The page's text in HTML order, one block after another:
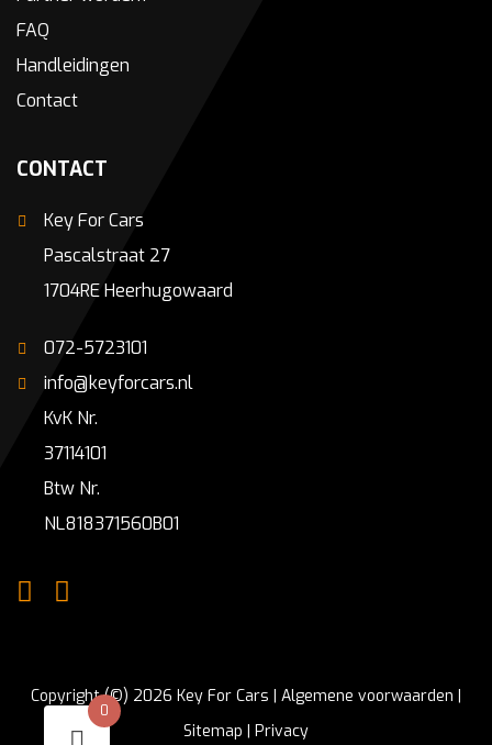
FAQ
Handleidingen
Contact
CONTACT
Key For Cars
Pascalstraat 27
1704RE Heerhugowaard
072-5723101
info@keyforcars.nl
KvK Nr.
37114101
Btw Nr.
NL818371560B01
Copyright (©) 2026 Key For Cars | Algemene voorwaarden
Sitemap
Privacy
0